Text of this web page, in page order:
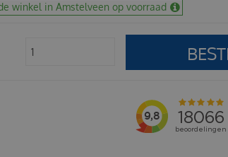
winkel in Amstelveen op voorraad